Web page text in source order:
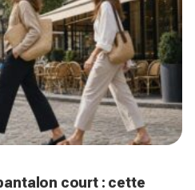
court : cette